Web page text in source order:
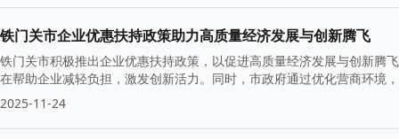
铁门关市企业优惠扶持政策助力高质量经济发展与创新腾飞
铁门关市积极推出企业优惠扶持政策，以促进高质量经济发展与创新腾
在帮助企业减轻负担，激发创新活力。同时，市政府通过优化营商环境
2025-11-24